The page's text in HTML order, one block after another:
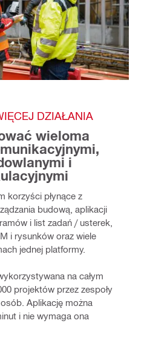
DZIAŁANIA
wieloma
i
korzyści płynące z
budową, aplikacji
i list zadań / usterek,
i rysunków oraz wiele
jednej platformy.
na całym
projektów przez zespoły
Aplikację można
i nie wymaga ona